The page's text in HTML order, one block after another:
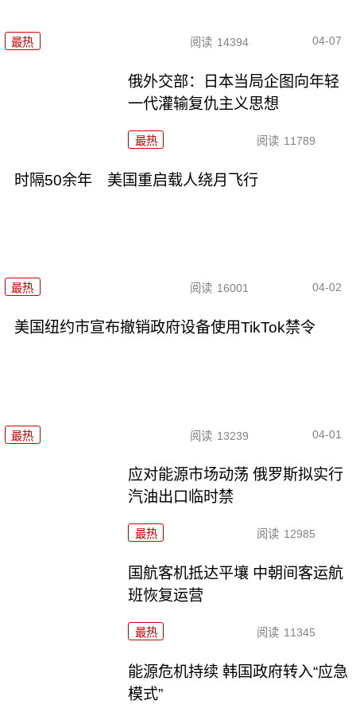
最热 阅读 14394 04-07
俄外交部：日本当局企图向年轻
一代灌输复仇主义思想
最热 阅读 11789
时隔50余年 美国重启载人绕月飞行
最热 阅读 16001 04-02
美国纽约市宣布撤销政府设备使用TikTok禁令
最热 阅读 13239 04-01
应对能源市场动荡 俄罗斯拟实行
汽油出口临时禁
最热 阅读 12985
国航客机抵达平壤 中朝间客运航
班恢复运营
最热 阅读 11345
能源危机持续 韩国政府转入“应急
模式”